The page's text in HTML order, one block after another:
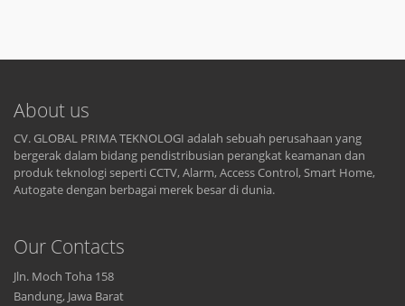
About us
CV. GLOBAL PRIMA TEKNOLOGI adalah sebuah perusahaan yang
bergerak dalam bidang pendistribusian perangkat keamanan dan
produk teknologi seperti CCTV, Alarm, Access Control, Smart Home,
Autogate dengan berbagai merek besar di dunia.
Our Contacts
Jln. Moch Toha 158
Bandung, Jawa Barat